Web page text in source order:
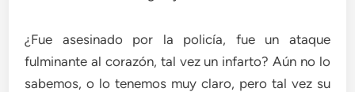
¿Fue asesinado por la policía, fue un ataque
fulminante al corazón, tal vez un infarto? Aún no lo
sabemos, o lo tenemos muy claro, pero tal vez su